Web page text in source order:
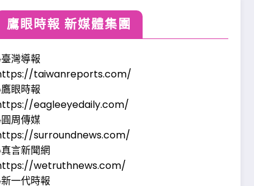
鷹眼時報 新媒體集團
灣導報
taiwanreports.com/
眼時報
eagleeyedaily.com/
周傳媒
surroundnews.com/
言新聞網
wetruthnews.com/
一代時報